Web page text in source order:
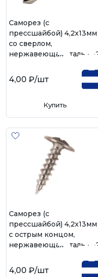
Саморез (с
прессшайбой) 4,2х13мм
со сверлом,
нержавеющая сталь А-
4,00 ₽/шт
Купить
Саморез (с
прессшайбой) 4,2х13мм
с острым концом,
нержавеющая сталь А-
4,00 ₽/шт